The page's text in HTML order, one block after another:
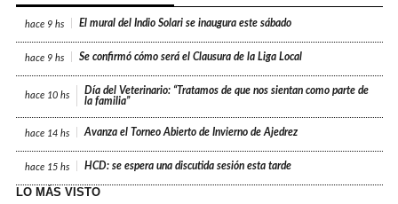
hace 9 hs El mural del Indio Solari se inaugura este sábado
hace 9 hs Se confirmó cómo será el Clausura de la Liga Local
hace 10 hs
Día del Veterinario: “Tratamos de que nos sientan como parte de
la familia”
hace 14 hs Avanza el Torneo Abierto de Invierno de Ajedrez
hace 15 hs HCD: se espera una discutida sesión esta tarde
LO MÁS VISTO